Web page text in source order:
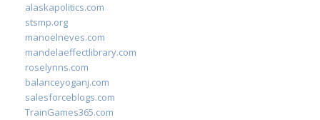
alaskapolitics.com
stsmp.org
manoelneves.com
mandelaeffectlibrary.com
roselynns.com
balanceyoganj.com
salesforceblogs.com
TrainGames365.com